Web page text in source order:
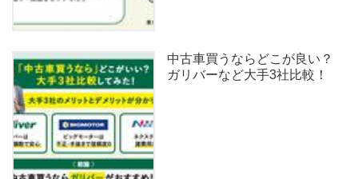
中古車買うならどこが良い？
ガリバーなど大手3社比較！